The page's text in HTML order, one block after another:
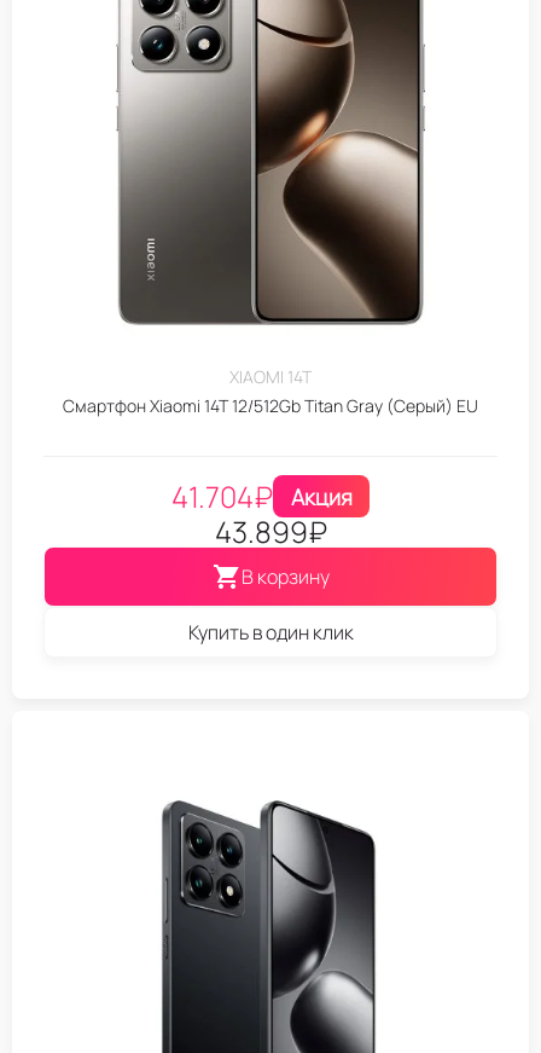
XIAOMI 14T
Смартфон Xiaomi 14T 12/512Gb Titan Gray (Серый) EU
41.704₽ Акция
43.899₽
В корзину
Купить в один клик